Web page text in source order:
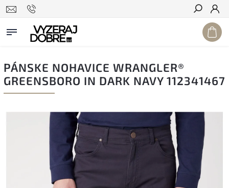
Hľadať
PÁNSKE NOHAVICE WRANGLER®
GREENSBORO IN DARK NAVY 112341467